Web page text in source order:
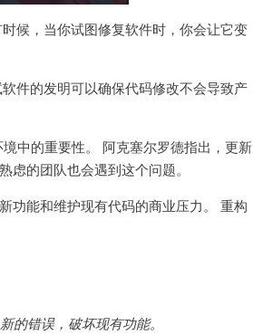
候，当你试图修复软件时，你会让它变
件的发明可以确保代码修改不会导致产
中的重要性。 阿克塞尔罗德指出，更新
的团队也会遇到这个问题。
功能和维护现有代码的商业压力。 重构
的错误，破坏现有功能。